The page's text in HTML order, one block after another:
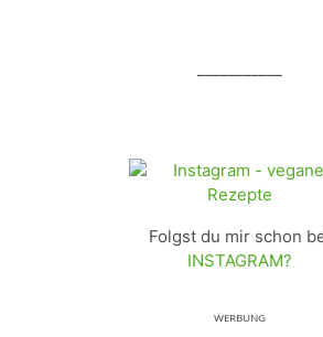
Folgst du mir schon
INSTAGRAM?
ᵂᴱᴿᴮᵁᴺᴳ